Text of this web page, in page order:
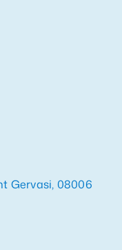
Gervasi, 08006